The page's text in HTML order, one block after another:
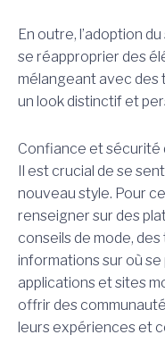
En outre, l’adoption
se réapproprier des
mélangeant avec des
un look distinctif et
Confiance et sécurité
Il est crucial de se
nouveau style. Pour
renseigner sur des
conseils de mode,
informations sur où
applications et sites
offrir des
leurs expériences et